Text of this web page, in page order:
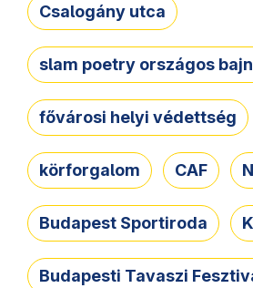
Csalogány utca
slam poetry országos
fővárosi helyi védettség
körforgalom CAF
Budapest Sportiroda
Budapesti Tavaszi